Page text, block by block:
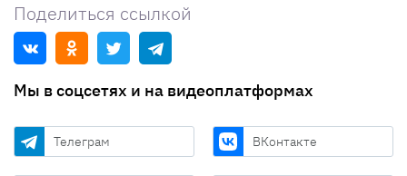
Поделиться ссылкой
Мы в соцсетях и на видеоплатформах
Телеграм ВКонтакте